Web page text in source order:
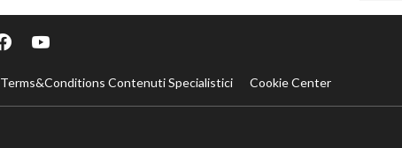
Terms&Conditions Contenuti Specialistici Cookie Center